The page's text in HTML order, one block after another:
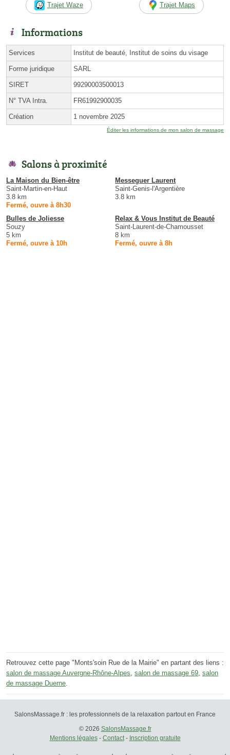
Trajet Waze Trajet Maps
Informations
Services Institut de beauté, Institut de soins du visage
Forme juridique SARL
SIRET 99290003500013
N° TVA Intra. FR61992900035
Création 1 novembre 2025
Éditer les informations de mon salon de massage
Salons à proximité
La Maison du Bien-être
Saint-Martin-en-Haut
3.8 km
Fermé, ouvre à 8h30
Messeguer Laurent
Saint-Genis-l'Argentière
3.8 km
Bulles de Joliesse
Souzy
5 km
Fermé, ouvre à 10h
Relax & Vous Institut de Beauté
Saint-Laurent-de-Chamousset
8 km
Fermé, ouvre à 8h
Retrouvez cette page "Monts'soin Rue de la Mairie" en partant des liens :
salon de massage Auvergne-Rhône-Alpes salon de massage 69 salon
de massage Duerne
SalonsMassage.fr : les professionnels de la relaxation partout en France
© 2026 SalonsMassage.fr
Mentions légales- Contact- Inscription gratuite